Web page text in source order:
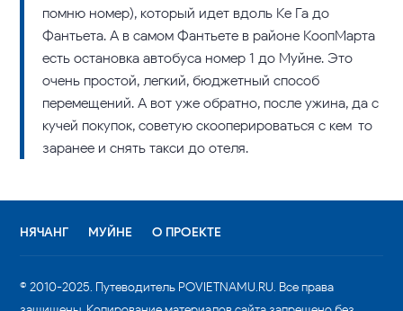
помню номер), который идет вдоль Ке Га до
Фантьета. А в самом Фантьете в районе КоопМарта
есть остановка автобуса номер 1 до Муйне. Это
очень простой, легкий, бюджетный способ
перемещений. А вот уже обратно, после ужина, да с
кучей покупок, советую скооперироваться с кем-то
заранее и снять такси до отеля.
НЯЧАНГ МУЙНЕ О ПРОЕКТЕ
© 2010-2025. Путеводитель POVIETNAMU.RU. Все права